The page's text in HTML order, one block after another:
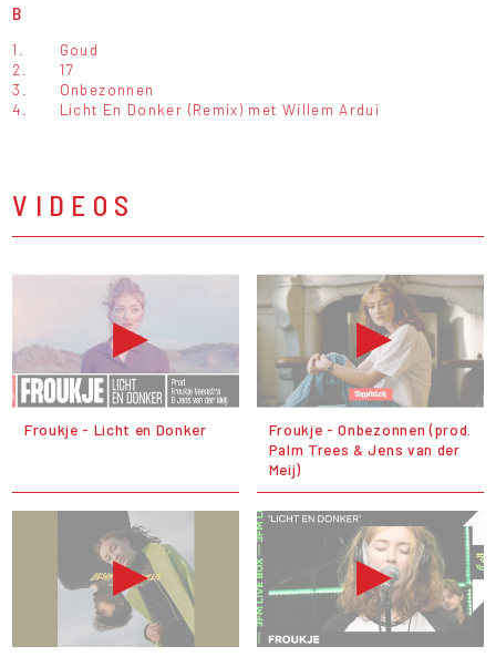
B
1.
Goud
2.
17
3.
Onbezonnen
4.
Licht En Donker (Remix) met Willem Ardui
VIDEOS
Froukje - Licht en Donker
Froukje - Onbezonnen (prod.
Palm Trees & Jens van der
Meij)